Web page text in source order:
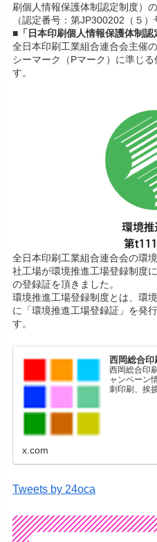
刷個人情報保護体制認定制度）
（認定番号：第JP300202（５）
■「日本印刷個人情報保護体制
全日本印刷工業組合連合会主催
シーマーク（Pマーク）に準じ
す。
全日本印刷工業組合連合会の環
社工場が環境推進工場登録制度
の登録証を頂きました。
環境推進工場登録制度とは、環
に「環境推進工場登録証」を発
す。
西岡総合
西岡総合印
ャンペーン
刺印刷、挨
x.com
Tweets by 24oca